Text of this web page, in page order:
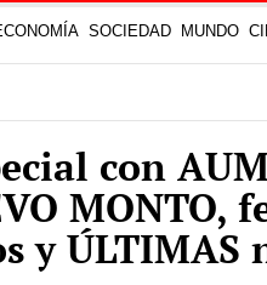
SOCIEDAD MUNDO
con
MONTO,
y ÚLTIMAS